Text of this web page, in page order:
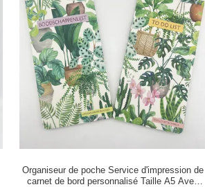
Organiseur de poche Service d'impression de
carnet de bord personnalisé Taille A5 Avec